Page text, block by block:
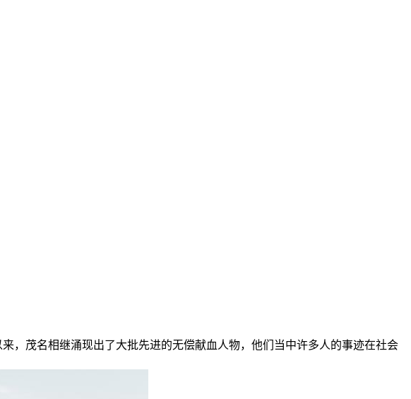
，茂名相继涌现出了大批先进的无偿献血人物，他们当中许多人的事迹在社会